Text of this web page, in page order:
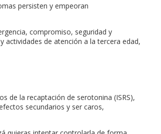
persisten y empeoran
compromiso, seguridad y
actividades de atención a la tercera edad,
de la recaptación de serotonina (ISRS),
secundarios y ser caros,